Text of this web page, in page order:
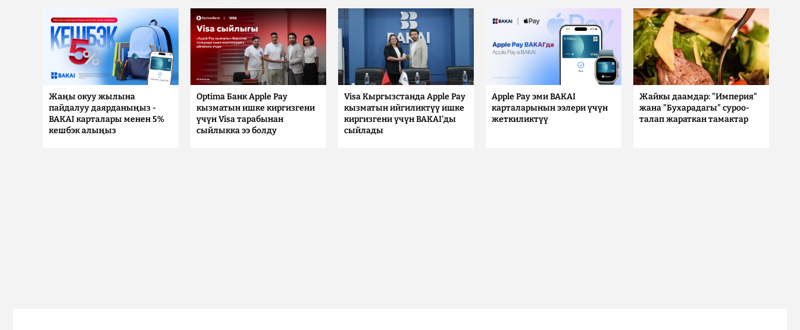
Жаңы окуу жылына
пайдалуу даярданыңыз -
BAKAI карталары менен 5%
кешбэк алыңыз
Optima Банк Apple Pay
кызматын ишке киргизгени
үчүн Visa тарабынан
сыйлыкка ээ болду
Visa Кыргызстанда Apple Pay
кызматын ийгиликтүү ишке
киргизгени үчүн BAKAI'ды
сыйлады
Apple Pay эми BAKAI
карталарынын ээлери үчүн
жеткиликтүү
Жайкы даамдар: "Империя"
жана "Бухарадагы" суроо-
талап жараткан тамактар